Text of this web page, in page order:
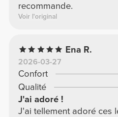
recommande.
Voir l'original
Ena R.
2026-03-27
Confort
Qualité
J'ai adoré !
J'ai tellement adoré ces